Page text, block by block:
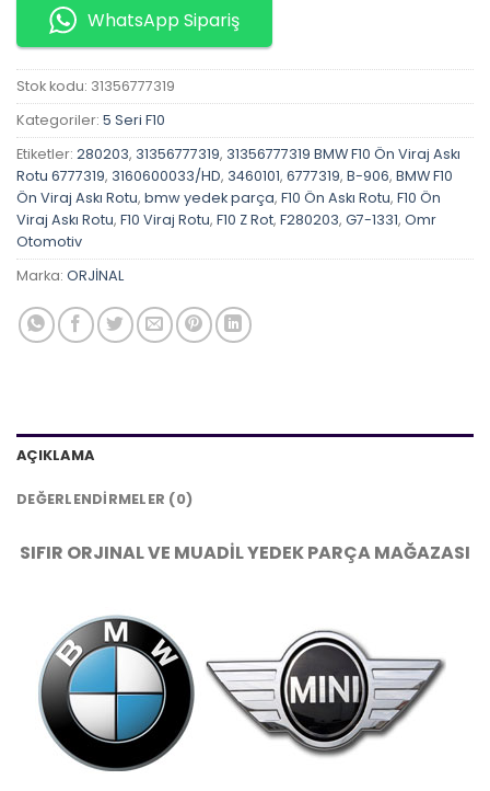
WhatsApp Sipariş
Stok kodu: 31356777319
Kategoriler: 5 Seri F10
Etiketler: 280203, 31356777319, 31356777319 BMW F10 Ön Viraj Askı
Rotu 6777319, 3160600033/HD, 3460101, 6777319, B-906, BMW F10
Ön Viraj Askı Rotu, bmw yedek parça, F10 Ön Askı Rotu, F10 Ön
Viraj Askı Rotu, F10 Viraj Rotu, F10 Z Rot, F280203, G7-1331, Omr
Otomotiv
Marka: ORJİNAL
AÇIKLAMA
DEĞERLENDIRMELER (0)
SIFIR ORJINAL VE MUADİL YEDEK PARÇA MAĞAZASI